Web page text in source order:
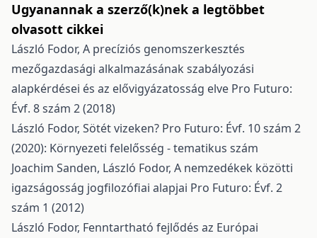
Ugyanannak a szerző(k)nek a legtöbbet
olvasott cikkei
László Fodor, A precíziós genomszerkesztés
mezőgazdasági alkalmazásának szabályozási
alapkérdései és az elővigyázatosság elve Pro Futuro:
Évf. 8 szám 2 (2018)
László Fodor, Sötét vizeken? Pro Futuro: Évf. 10 szám 2
(2020): Környezeti felelősség - tematikus szám
Joachim Sanden, László Fodor, A nemzedékek közötti
igazságosság jogfilozófiai alapjai Pro Futuro: Évf. 2
szám 1 (2012)
László Fodor, Fenntartható fejlődés az Európai